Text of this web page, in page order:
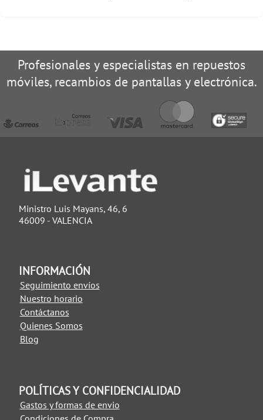
Profesionales y especialistas en repuestos
móviles, recambios de pantallas y electrónica.
Ministro Luis Mayans, 46, 6
46009 - VALENCIA
INFORMACIÓN
Seguimiento envíos
Nuestro horario
Contáctanos
Quienes Somos
Blog
POLÍTICAS Y CONFIDENCIALIDAD
Gastos y formas de envio